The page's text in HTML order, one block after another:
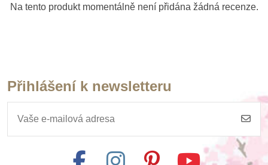
Safari Ltd. Včela
Na tento produkt momentálně není přidána žádná recenze.
Přihlášení k newsletteru